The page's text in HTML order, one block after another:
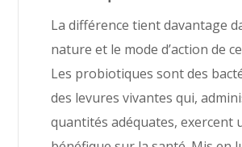
La différence tient davantage
nature et le mode d’action de
Les probiotiques sont des
des levures vivantes qui,
quantités adéquates, exercent